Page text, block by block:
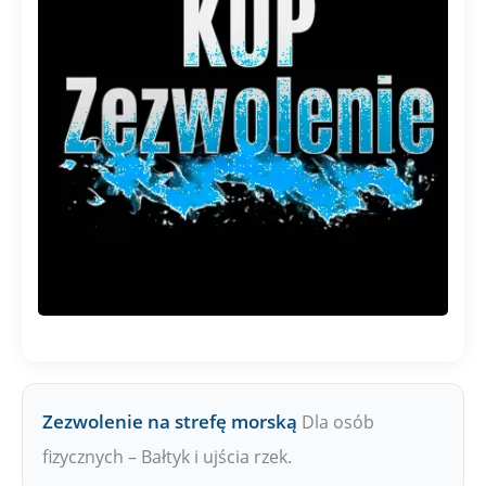
Zezwolenie na strefę morską Dla osób
fizycznych – Bałtyk i ujścia rzek.